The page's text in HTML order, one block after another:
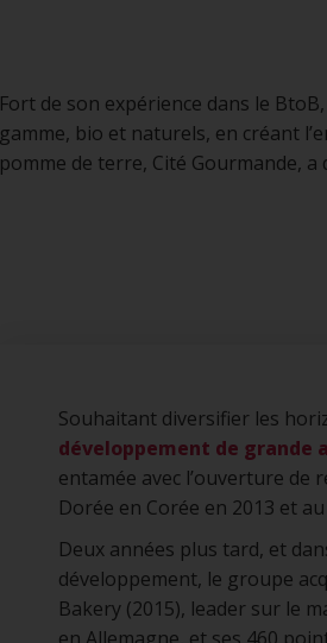
Fort de son expérience dans le
gamme, bio et naturels, en créant
pomme de terre, Cité Gourmande,
Souhaitant diversifier les
développement de grande
entamée avec l’ouverture de
Dorée en Corée en 2013 et
Deux années plus tard, et
développement, le groupe
Bakery (2015), leader sur le